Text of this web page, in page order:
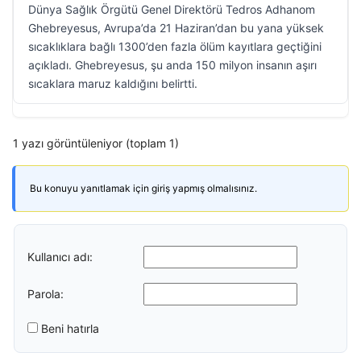
Dünya Sağlık Örgütü Genel Direktörü Tedros Adhanom
Ghebreyesus, Avrupa’da 21 Haziran’dan bu yana yüksek
sıcaklıklara bağlı 1300’den fazla ölüm kayıtlara geçtiğini
açıkladı. Ghebreyesus, şu anda 150 milyon insanın aşırı
sıcaklara maruz kaldığını belirtti.
1 yazı görüntüleniyor (toplam 1)
Bu konuyu yanıtlamak için giriş yapmış olmalısınız.
Kullanıcı adı:
Parola:
Beni hatırla